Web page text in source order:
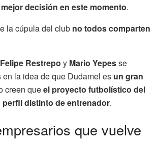
decisión en este momento.
la cúpula del club no todos comparten
Felipe Restrepo y Mario Yepesse
en la idea de que Dudamel es un gran
creen queel proyecto futbolístico del
perfil distinto de entrenador.
que vuelve